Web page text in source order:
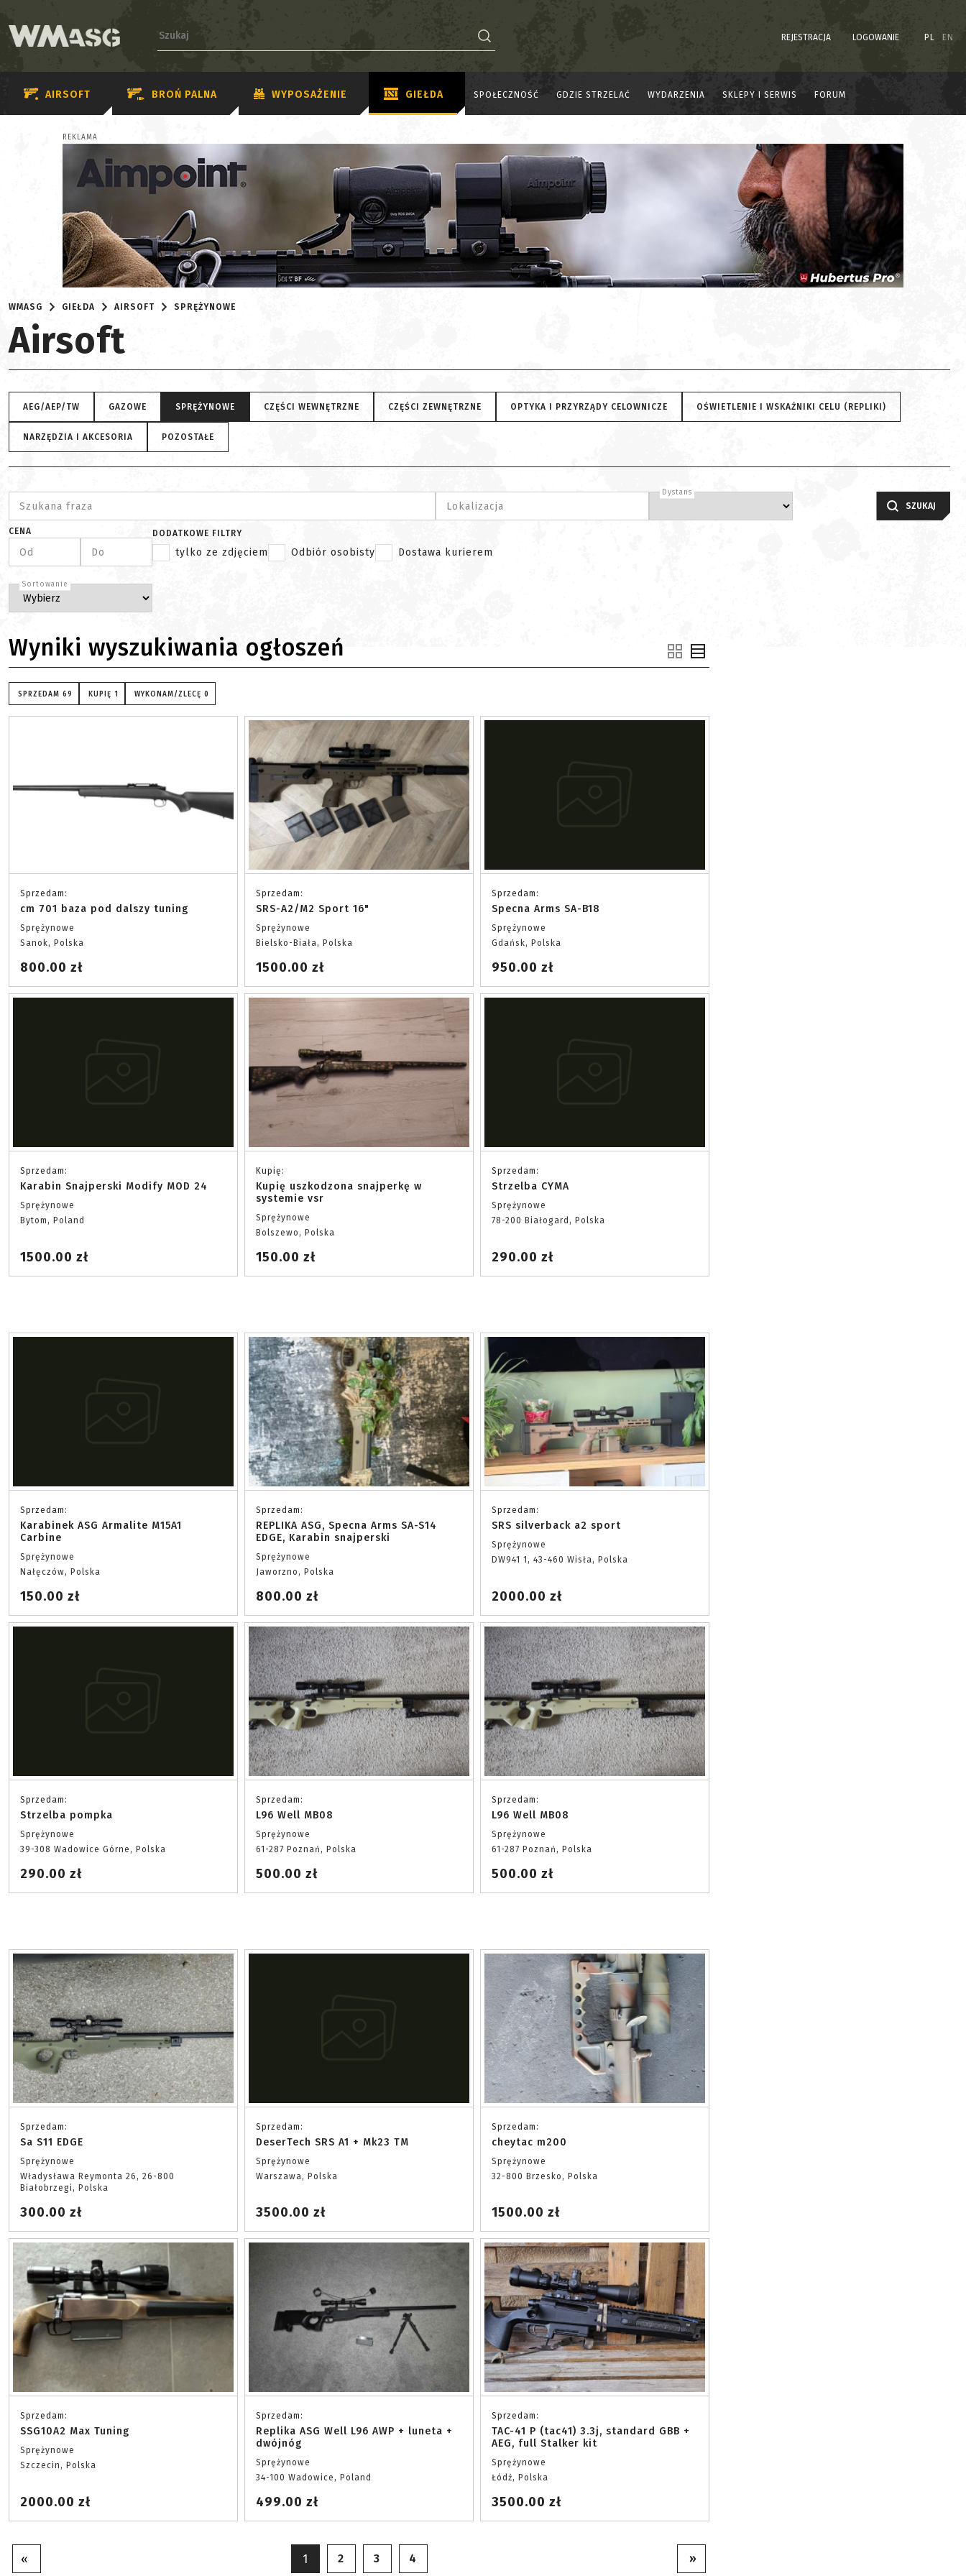
REJESTRACJA LOGOWANIE PL EN
AIRSOFT BROŃ PALNA WYPOSAŻENIE GIEŁDA SPOŁECZNOŚĆ GDZIE STRZELAĆ WYDARZENIA SKLEPY I SERWIS FORUM
REKLAMA
WMASG GIEŁDA AIRSOFT SPRĘŻYNOWE
Airsoft
AEG/AEP/TW GAZOWE SPRĘŻYNOWE CZĘŚCI WEWNĘTRZNE CZĘŚCI ZEWNĘTRZNE OPTYKA I PRZYRZĄDY CELOWNICZE OŚWIETLENIE I WSKAŹNIKI CELU (REPLIKI)
NARZĘDZIA I AKCESORIA POZOSTAŁE
Szukana fraza Lokalizacja
Dystans
CENA
Od Do
Sortowanie
DODATKOWE FILTRY
tylko ze zdjęciem Odbiór osobisty Dostawa kurierem
SZUKAJ
Wyniki wyszukiwania ogłoszeń
SPRZEDAM 69 KUPIĘ 1 WYKONAM/ZLECĘ 0
Sprzedam:
cm 701 baza pod dalszy tuning
Sprężynowe
Sanok, Polska
800.00 zł
Sprzedam:
SRS-A2/M2 Sport 16"
Sprężynowe
Bielsko-Biała, Polska
1500.00 zł
Sprzedam:
Specna Arms SA-B18
Sprężynowe
Gdańsk, Polska
950.00 zł
Sprzedam:
Karabin Snajperski Modify MOD 24
Sprężynowe
Bytom, Poland
1500.00 zł
Kupię:
Kupię uszkodzona snajperkę w
systemie vsr
Sprężynowe
Bolszewo, Polska
150.00 zł
Sprzedam:
Strzelba CYMA
Sprężynowe
78-200 Białogard, Polska
290.00 zł
Sprzedam:
Karabinek ASG Armalite M15A1
Carbine
Sprężynowe
Nałęczów, Polska
150.00 zł
Sprzedam:
REPLIKA ASG, Specna Arms SA-S14
EDGE, Karabin snajperski
Sprężynowe
Jaworzno, Polska
800.00 zł
Sprzedam:
SRS silverback a2 sport
Sprężynowe
DW941 1, 43-460 Wisła, Polska
2000.00 zł
Sprzedam:
Strzelba pompka
Sprężynowe
39-308 Wadowice Górne, Polska
290.00 zł
Sprzedam:
L96 Well MB08
Sprężynowe
61-287 Poznań, Polska
500.00 zł
Sprzedam:
L96 Well MB08
Sprężynowe
61-287 Poznań, Polska
500.00 zł
Sprzedam:
Sa S11 EDGE
Sprężynowe
Władysława Reymonta 26, 26-800
Białobrzegi, Polska
300.00 zł
Sprzedam:
DeserTech SRS A1 + Mk23 TM
Sprężynowe
Warszawa, Polska
3500.00 zł
Sprzedam:
cheytac m200
Sprężynowe
32-800 Brzesko, Polska
1500.00 zł
Sprzedam:
SSG10A2 Max Tuning
Sprężynowe
Szczecin, Polska
2000.00 zł
Sprzedam:
Replika ASG Well L96 AWP + luneta +
dwójnóg
Sprężynowe
34-100 Wadowice, Poland
499.00 zł
Sprzedam:
TAC-41 P (tac41) 3.3j, standard GBB +
AEG, full Stalker kit
Sprężynowe
Łódź, Polska
3500.00 zł
« 1 2 3 4 »